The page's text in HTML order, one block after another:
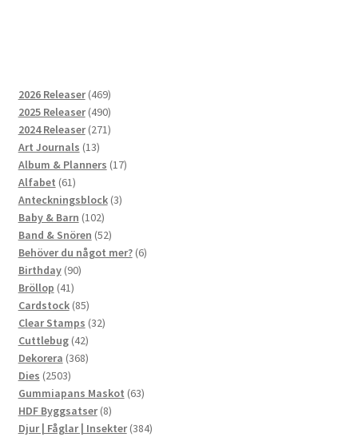
2026 Releaser 469469
produkter
2025 Releaser 490490
produkter
2024 Releaser 271271
Art Journals 1313
produkter
Album & Planners 1717
Alfabet 6161
produkter
Anteckningsblock 33
Baby & Barn 102102
produkter
Band & Snören 5252
produkter
Behöver du något mer? 66
Birthday 9090
Bröllop 4141
produkter
Cardstock 8585
produkter
Clear Stamps 3232
Cuttlebug 4242
produkter
Dekorera 368368
Dies 25032503
produkter
Gummiapans Maskot 6363
HDF Byggsatser 88
produkter
Djur | Fåglar | Insekter 384384